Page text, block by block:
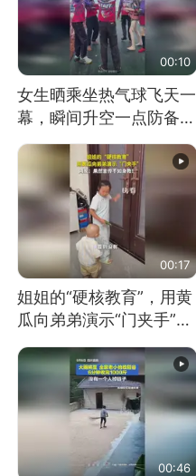
00:10
女生晒乘坐热气球飞天一
幕，瞬间升空一点防备都
没有
00:17
姐姐的“硬核教育”，用黄
瓜向弟弟演示“门夹手”，
网友：果然言传不如身
教！
00:46